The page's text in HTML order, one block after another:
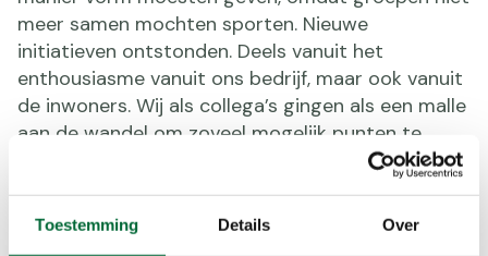
Toestemming Details Over
meer samen mochten sporten. Nieuwe
initiatieven ontstonden. Deels vanuit het
enthousiasme vanuit ons bedrijf, maar ook vanuit
de inwoners. Wij als collega’s gingen als een malle
aan de wandel om zoveel mogelijk punten te
scoren in de Ommetjes app en zo ontstond het
idee om een groep voor Almelo aan te maken. Dit
resulteerde in een ware strijd om de Ommetje
bokaal, die gewonnen werd door de 74- jarige